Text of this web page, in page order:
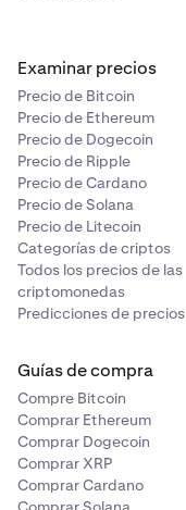
Examinar precios
Precio de Bitcoin
Precio de Ethereum
Precio de Dogecoin
Precio de Ripple
Precio de Cardano
Precio de Solana
Precio de Litecoin
Categorías de criptos
Todos los precios de las
criptomonedas
Predicciones de precios
Guías de compra
Compre Bitcoin
Comprar Ethereum
Comprar Dogecoin
Comprar XRP
Comprar Cardano